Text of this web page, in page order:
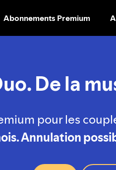
AU
Abonnements Premium
De la
pour les
Annulation